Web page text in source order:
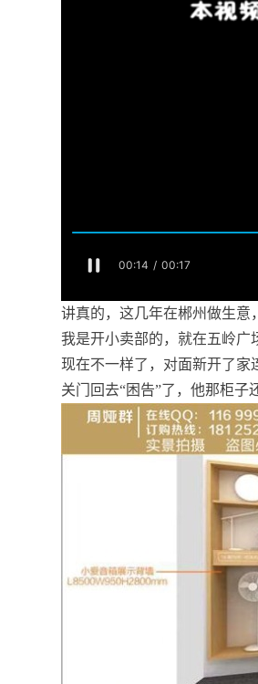
讲真的，这几年在郴州做生意
我是开小卖部的，就在五岭广
现在不一样了，对面新开了家
关门回去“困告”了，他那柜子